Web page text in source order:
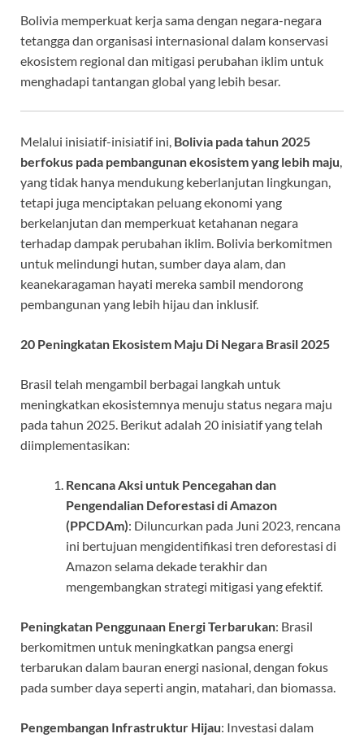
Bolivia memperkuat kerja sama dengan negara-negara
tetangga dan organisasi internasional dalam konservasi
ekosistem regional dan mitigasi perubahan iklim untuk
menghadapi tantangan global yang lebih besar.
Melalui inisiatif-inisiatif ini, Bolivia pada tahun 2025
berfokus pada pembangunan ekosistem yang lebih maju,
yang tidak hanya mendukung keberlanjutan lingkungan,
tetapi juga menciptakan peluang ekonomi yang
berkelanjutan dan memperkuat ketahanan negara
terhadap dampak perubahan iklim. Bolivia berkomitmen
untuk melindungi hutan, sumber daya alam, dan
keanekaragaman hayati mereka sambil mendorong
pembangunan yang lebih hijau dan inklusif.
20 Peningkatan Ekosistem Maju Di Negara Brasil 2025
Brasil telah mengambil berbagai langkah untuk
meningkatkan ekosistemnya menuju status negara maju
pada tahun 2025. Berikut adalah 20 inisiatif yang telah
diimplementasikan:
Rencana Aksi untuk Pencegahan dan
Pengendalian Deforestasi di Amazon
(PPCDAm): Diluncurkan pada Juni 2023, rencana
ini bertujuan mengidentifikasi tren deforestasi di
Amazon selama dekade terakhir dan
mengembangkan strategi mitigasi yang efektif.
Peningkatan Penggunaan Energi Terbarukan: Brasil
berkomitmen untuk meningkatkan pangsa energi
terbarukan dalam bauran energi nasional, dengan fokus
pada sumber daya seperti angin, matahari, dan biomassa.
Pengembangan Infrastruktur Hijau: Investasi dalam